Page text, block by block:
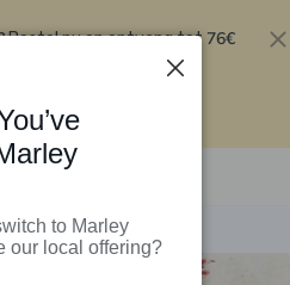
Bestel nu en ontvang tot 76€
to Marley
our local offering?